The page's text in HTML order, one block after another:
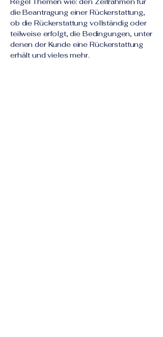
die Beantragung einer Rückerstattung,
ob die Rückerstattung vollständig oder
teilweise erfolgt, die Bedingungen, unter
denen der Kunde eine Rückerstattung
erhält und vieles mehr.